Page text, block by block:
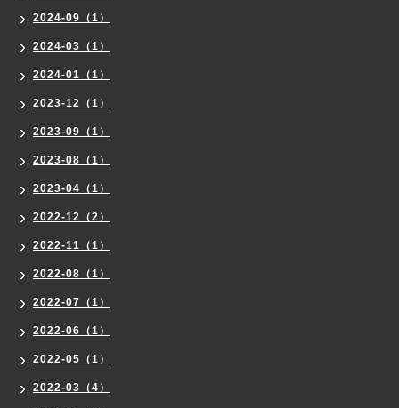
2024-09（1）
2024-03（1）
2024-01（1）
2023-12（1）
2023-09（1）
2023-08（1）
2023-04（1）
2022-12（2）
2022-11（1）
2022-08（1）
2022-07（1）
2022-06（1）
2022-05（1）
2022-03（4）